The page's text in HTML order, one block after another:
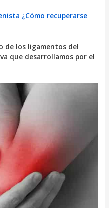
¿Cómo recuperarse
de los ligamentos del
que desarrollamos por el